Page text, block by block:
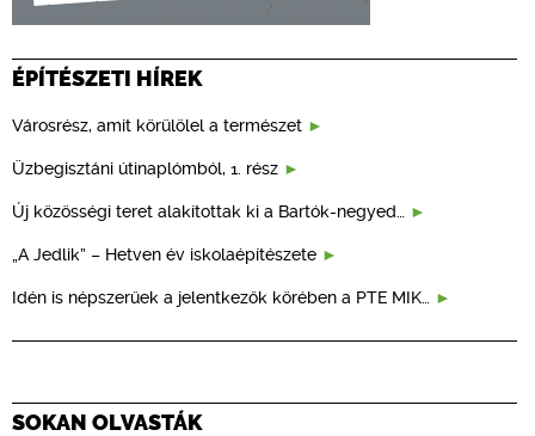
ÉPÍTÉSZETI HÍREK
Városrész, amit körülölel a természet
Üzbegisztáni útinaplómból, 1. rész
Új közösségi teret alakítottak ki a Bartók-negyed…
„A Jedlik” – Hetven év iskolaépítészete
Idén is népszerűek a jelentkezők körében a PTE MIK…
SOKAN OLVASTÁK